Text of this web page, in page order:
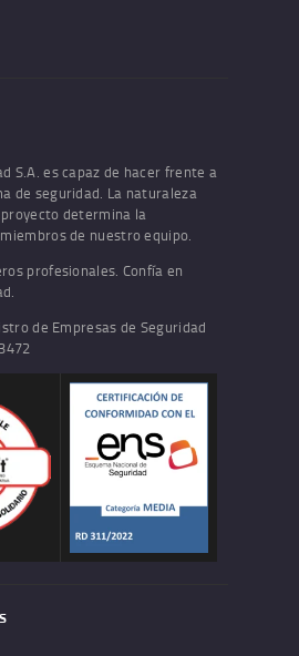
S.A. es capaz de hacer frente a
de seguridad. La naturaleza
determina la
de nuestro equipo.
profesionales. Confía en
de Empresas de Seguridad